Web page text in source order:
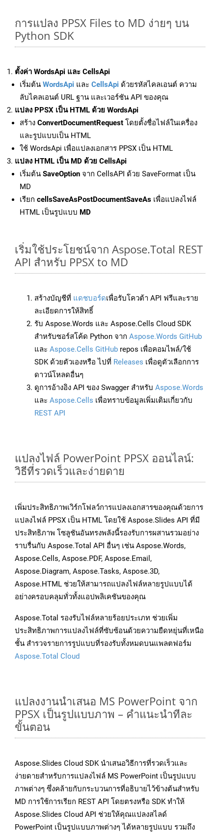
การแปลง PPSX Files to MD ง่ายๆ บน
Python SDK
ตั้งค่า WordsApi และ CellsApi
เริ่มต้น WordsApi และ CellsApi ด้วยรหัสไคลเอนต์ ความ
ลับไคลเอนต์ URL ฐาน และเวอร์ชัน API ของคุณ
แปลง PPSX เป็น HTML ด้วย WordsApi
สร้าง ConvertDocumentRequest โดยตั้งชื่อไฟล์ในเครื่อง
และรูปแบบเป็น HTML
ใช้ WordsApi เพื่อแปลงเอกสาร PPSX เป็น HTML
แปลง HTML เป็น MD ด้วย CellsApi
เริ่มต้น SaveOption จาก CellsAPI ด้วย SaveFormat เป็น
MD
เรียก cellsSaveAsPostDocumentSaveAs เพื่อแปลงไฟล์
HTML เป็นรูปแบบ MD
เริ่มใช้ประโยชน์จาก Aspose.Total REST
API สำหรับ PPSX to MD
สร้างบัญชีที่ แดชบอร์ดเพื่อรับโควต้า API ฟรีและราย
ละเอียดการให้สิทธิ์
รับ Aspose.Words และ Aspose.Cells Cloud SDK
สำหรับซอร์สโค้ด Python จาก Aspose.Words GitHub
และ Aspose.Cells GitHub repos เพื่อคอมไพล์/ใช้
SDK ด้วยตัวเองหรือ ไปที่ Releases เพื่อดูตัวเลือกการ
ดาวน์โหลดอื่นๆ
ดูการอ้างอิง API ของ Swagger สำหรับ Aspose.Words
และ Aspose.Cells เพื่อทราบข้อมูลเพิ่มเติมเกี่ยวกับ
REST API
แปลงไฟล์ PowerPoint PPSX ออนไลน์:
วิธีที่รวดเร็วและง่ายดาย
เพิ่มประสิทธิภาพเวิร์กโฟลว์การแปลงเอกสารของคุณด้วยการ
แปลงไฟล์ PPSX เป็น HTML โดยใช้ Aspose.Slides API ที่มี
ประสิทธิภาพ โซลูชันอันทรงพลังนี้รองรับการผสานรวมอย่าง
ราบรื่นกับ Aspose.Total API อื่นๆ เช่น Aspose.Words,
Aspose.Cells, Aspose.PDF, Aspose.Email,
Aspose.Diagram, Aspose.Tasks, Aspose.3D,
Aspose.HTML ช่วยให้สามารถแปลงไฟล์หลายรูปแบบได้
อย่างครอบคลุมทั่วทั้งแอปพลิเคชันของคุณ
Aspose.Total รองรับไฟล์หลายร้อยประเภท ช่วยเพิ่ม
ประสิทธิภาพการแปลงไฟล์ที่ซับซ้อนด้วยความยืดหยุ่นที่เหนือ
ชั้น สำรวจรายการรูปแบบที่รองรับทั้งหมดบนแพลตฟอร์ม
Aspose.Total Cloud
แปลงงานนำเสนอ MS PowerPoint จาก
PPSX เป็นรูปแบบภาพ – คำแนะนำทีละ
ขั้นตอน
Aspose.Slides Cloud SDK นำเสนอวิธีการที่รวดเร็วและ
ง่ายดายสำหรับการแปลงไฟล์ MS PowerPoint เป็นรูปแบบ
ภาพต่างๆ ซึ่งคล้ายกับกระบวนการที่อธิบายไว้ข้างต้นสำหรับ
MD การใช้การเรียก REST API โดยตรงหรือ SDK ทำให้
Aspose.Slides Cloud API ช่วยให้คุณแปลงสไลด์
PowerPoint เป็นรูปแบบภาพต่างๆ ได้หลายรูปแบบ รวมถึง